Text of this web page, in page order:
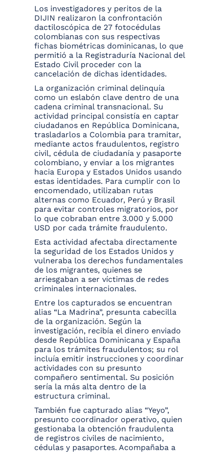
Los investigadores y peritos de la
DIJIN realizaron la confrontación
dactiloscópica de 27 fotocédulas
colombianas con sus respectivas
fichas biométricas dominicanas, lo que
permitió a la Registraduría Nacional del
Estado Civil proceder con la
cancelación de dichas identidades.
La organización criminal delinquía
como un eslabón clave dentro de una
cadena criminal transnacional. Su
actividad principal consistía en captar
ciudadanos en República Dominicana,
trasladarlos a Colombia para tramitar,
mediante actos fraudulentos, registro
civil, cédula de ciudadanía y pasaporte
colombiano, y enviar a los migrantes
hacia Europa y Estados Unidos usando
estas identidades. Para cumplir con lo
encomendado, utilizaban rutas
alternas como Ecuador, Perú y Brasil
para evitar controles migratorios, por
lo que cobraban entre 3.000 y 5.000
USD por cada trámite fraudulento.
Esta actividad afectaba directamente
la seguridad de los Estados Unidos y
vulneraba los derechos fundamentales
de los migrantes, quienes se
arriesgaban a ser víctimas de redes
criminales internacionales.
Entre los capturados se encuentran
alias “La Madrina”, presunta cabecilla
de la organización. Según la
investigación, recibía el dinero enviado
desde República Dominicana y España
para los trámites fraudulentos; su rol
incluía emitir instrucciones y coordinar
actividades con su presunto
compañero sentimental. Su posición
sería la más alta dentro de la
estructura criminal.
También fue capturado alias “Yeyo”,
presunto coordinador operativo, quien
gestionaba la obtención fraudulenta
de registros civiles de nacimiento,
cédulas y pasaportes. Acompañaba a